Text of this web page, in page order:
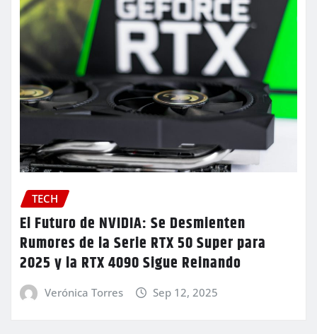
TECH
El Futuro de NVIDIA: Se Desmienten
Rumores de la Serie RTX 50 Super para
2025 y la RTX 4090 Sigue Reinando
Verónica Torres Sep 12, 2025